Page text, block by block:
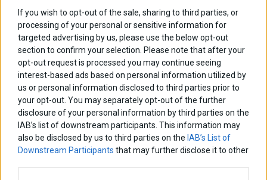
If you wish to opt-out of the sale, sharing to third parties, or
processing of your personal or sensitive information for
targeted advertising by us, please use the below opt-out
section to confirm your selection. Please note that after your
opt-out request is processed you may continue seeing
interest-based ads based on personal information utilized by
us or personal information disclosed to third parties prior to
your opt-out. You may separately opt-out of the further
disclosure of your personal information by third parties on the
IAB’s list of downstream participants. This information may
also be disclosed by us to third parties on the IAB’s List of
Downstream Participants that may further disclose it to other
Ελευθερία Κούρταλη
Οι «τιμωροί» των ομολόγων επέστρεψαν
Εύη Φραγκάκη
Η αληθινή παιδεία ξεκινά από την ψυχή…
Σταματίνα Σταματάκου
Η βία κατά των ζώων δεν αντέχει βολικές ερμηνείες